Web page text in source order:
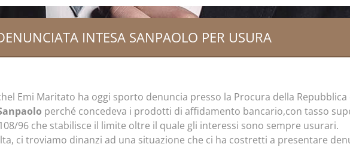
INTESA SANPAOLO PER USURA
Emi Maritato ha oggi sporto denuncia presso la Procura della Repubblica
perché concedeva i prodotti di affidamento bancario,con tasso
96 che stabilisce il limite oltre il quale gli interessi sono sempre usurari.
ci troviamo dinanzi ad una situazione che ci ha costretti a presentare